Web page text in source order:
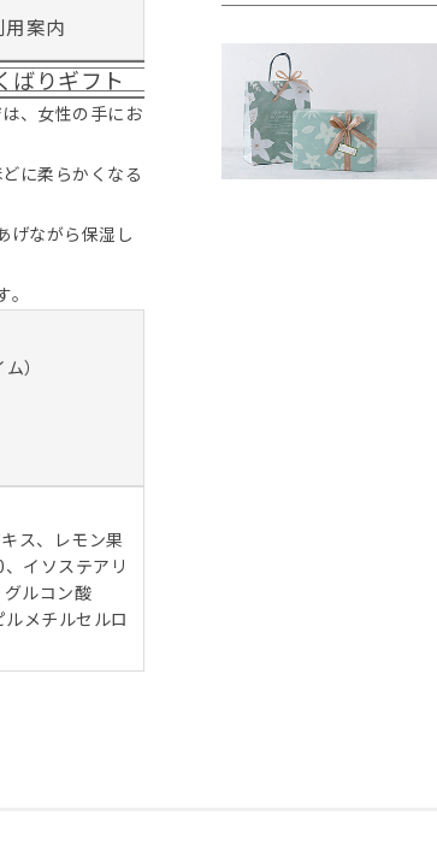
用案内
ばりギフト
、女性の手にお
に柔らかくなる
げながら保湿し
）
ス、レモン果
イソステアリ
ルコン酸
メチルセルロ